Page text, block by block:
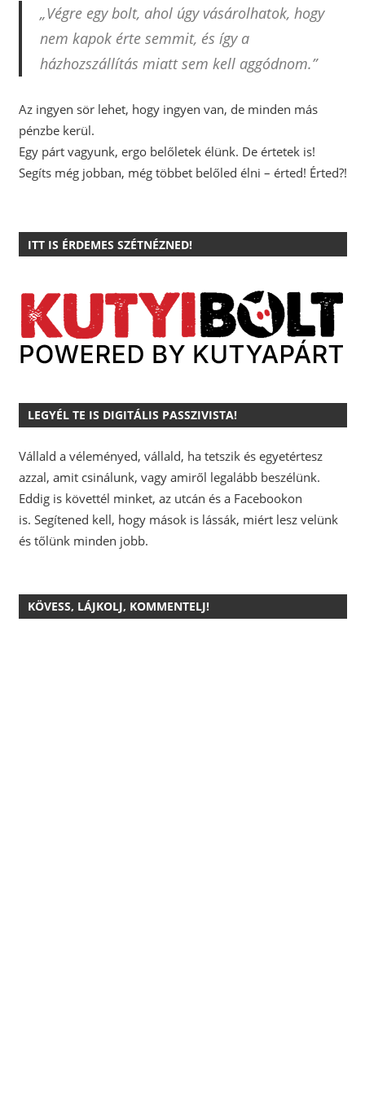
„Végre egy bolt, ahol úgy vásárolhatok, hogy
nem kapok érte semmit, és így a
házhozszállítás miatt sem kell aggódnom.”
Az ingyen sör lehet, hogy ingyen van, de minden más
pénzbe kerül.
Egy párt vagyunk, ergo belőletek élünk. De értetek is!
Segíts még jobban, még többet belőled élni – érted! Érted?!
ITT IS ÉRDEMES SZÉTNÉZNED!
LEGYÉL TE IS DIGITÁLIS PASSZIVISTA!
Vállald a véleményed, vállald, ha tetszik és egyetértesz
azzal, amit csinálunk, vagy amiről legalább beszélünk.
Eddig is követtél minket, az utcán és a Facebookon
is. Segítened kell, hogy mások is lássák, miért lesz velünk
és tőlünk minden jobb.
KÖVESS, LÁJKOLJ, KOMMENTELJ!